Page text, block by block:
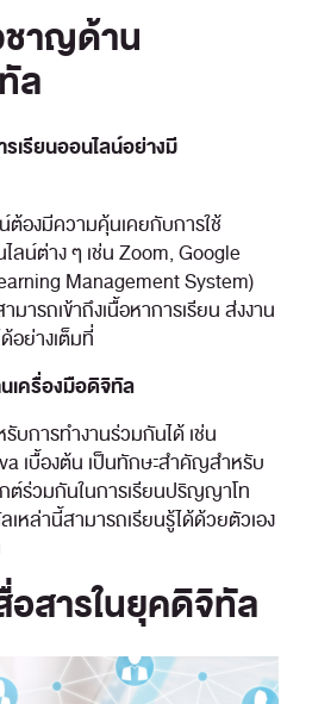
ชาญด้าน
ล
เรียนออนไลน์อย่างมี
องมีความคุ้นเคยกับการใช้
ลน์ต่าง ๆ เช่น Zoom, Google
Management System)
ารถเข้าถึงเนื้อหาการเรียน ส่งงาน
อย่างเต็มที่
เครื่องมือดิจิทัล
บการทำงานร่วมกันได้ เช่น
เบื้องต้น เป็นทักษะสำคัญสำหรับ
ต์ร่วมกันในการเรียนปริญญาโท
เหล่านี้สามารถเรียนรู้ได้ด้วยตัวเอง
สารในยุคดิจิทัล